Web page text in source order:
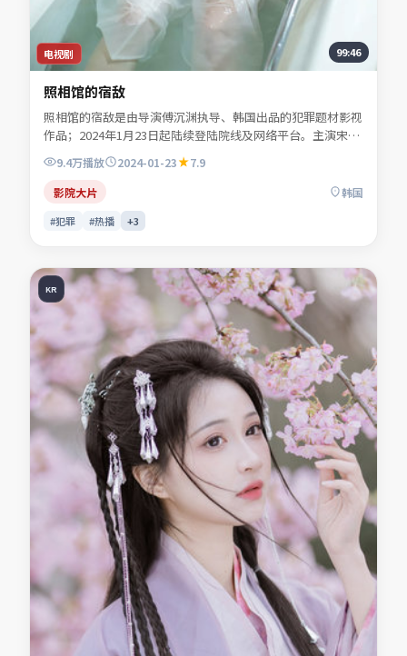
电视剧 99:46
照相馆的宿敌
照相馆的宿敌是由导演傅沉渊执导、韩国出品的犯罪题材影视
作品；2024年1月23日起陆续登陆院线及网络平台。主演宋慕
青、秦牧野、沈昭野、程见微等共同诠释一段充满转折的人物
命运。影像风格克制，留白处反而是情绪最浓烈的部分。适合
检索「犯罪电影」「韩国影片」「2024年上映」等关键词的
9.4万播放 2024-01-23
7.9
影院大片
韩国
#犯罪 #热播 +3
KR